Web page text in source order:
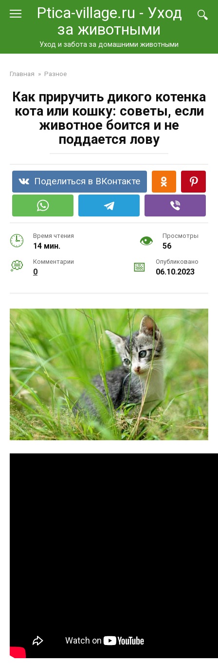
Ptica-village.ru - Уход
за животными
Уход и забота за домашними животными
Главная » Разное
Как приручить дикого котенка
кота или кошку: советы, если
животное боится и не
поддается лову
Поделиться в ВКонтакте
Время чтения
14 мин.
Просмотры
56
Комментарии
0
Опубликовано
06.10.2023